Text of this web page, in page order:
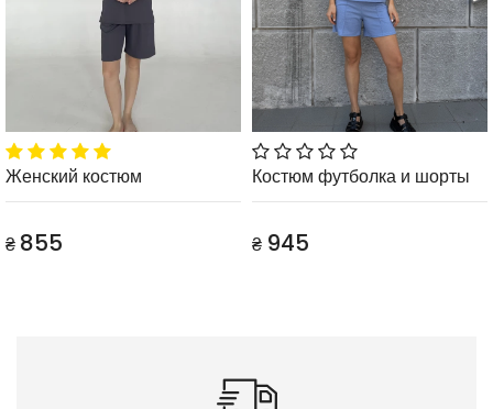
Женский костюм
₴ 855
Костюм футболка и шорты
₴ 945